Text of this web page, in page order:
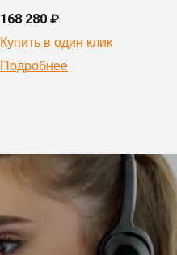
168 280 ₽
Купить в один клик
Подробнее